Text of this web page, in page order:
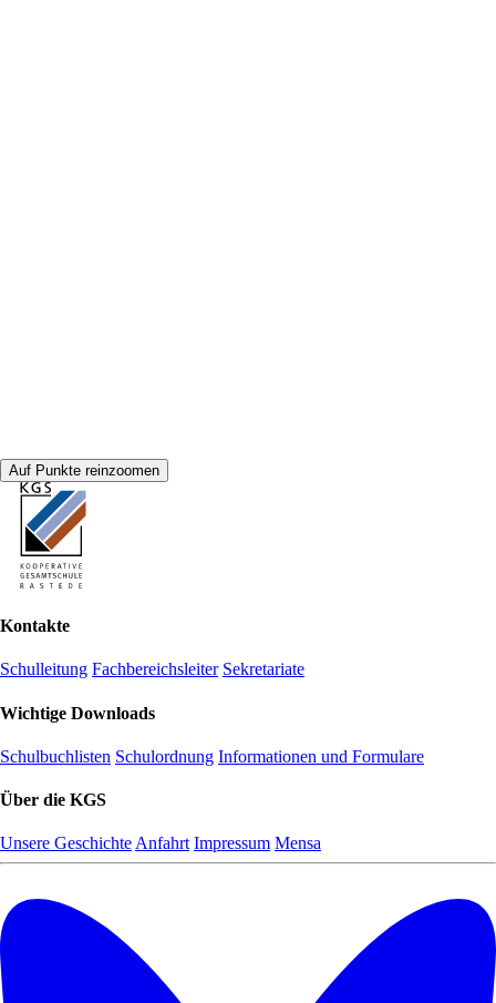
Auf Punkte reinzoomen
Kontakte
Schulleitung Fachbereichsleiter Sekretariate
Wichtige Downloads
Schulbuchlisten Schulordnung Informationen und Formulare
Über die KGS
Unsere GeschichteAnfahrt Impressum Mensa